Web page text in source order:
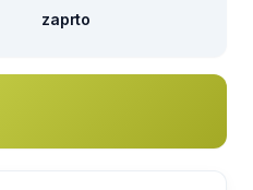
zaprto